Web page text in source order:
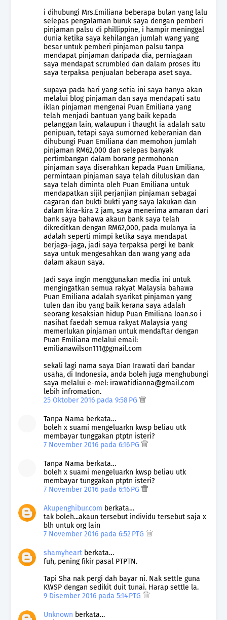
i dihubungi Mrs.Emiliana beberapa bulan yang lalu
selepas pengalaman buruk saya dengan pemberi
pinjaman palsu di phillippine, i hampir meninggal
dunia ketika saya kehilangan jumlah wang yang
besar untuk pemberi pinjaman palsu tanpa
mendapat pinjaman daripada dia, perniagaan
saya mendapat scrumbled dan dalam proses itu
saya terpaksa penjualan beberapa aset saya.
supaya pada hari yang setia ini saya hanya akan
melalui blog pinjaman dan saya mendapati satu
iklan pinjaman mengenai Puan Emiliana yang
telah menjadi bantuan yang baik kepada
pelanggan lain, walaupun i thaught ia adalah satu
penipuan, tetapi saya sumorned keberanian dan
dihubungi Puan Emiliana dan memohon jumlah
pinjaman RM62,000 dan selepas banyak
pertimbangan dalam borang permohonan
pinjaman saya diserahkan kepada Puan Emiliana,
permintaan pinjaman saya telah diluluskan dan
saya telah diminta oleh Puan Emiliana untuk
mendapatkan sijil perjanjian pinjaman sebagai
cagaran dan bukti bukti yang saya lakukan dan
dalam kira-kira 2 jam, saya menerima amaran dari
bank saya bahawa akaun bank saya telah
dikreditkan dengan RM62,000, pada mulanya ia
adalah seperti mimpi ketika saya mendapat
berjaga-jaga, jadi saya terpaksa pergi ke bank
saya untuk mengesahkan dan wang yang ada
dalam akaun saya.
Jadi saya ingin menggunakan media ini untuk
mengingatkan semua rakyat Malaysia bahawa
Puan Emiliana adalah syarikat pinjaman yang
tulen dan ibu yang baik kerana saya adalah
seorang kesaksian hidup Puan Emiliana loan.so i
nasihat faedah semua rakyat Malaysia yang
memerlukan pinjaman untuk mendaftar dengan
Puan Emiliana melalui email:
emilianawilson111@gmail.com
sekali lagi nama saya Dian Irawati dari bandar
usaha, di Indonesia, anda boleh juga menghubungi
saya melalui e-mel: irawatidianna@gmail.com
lebih infromation.
25 Oktober 2016 pada 9:58 PG
Tanpa Nama berkata…
boleh x suami mengeluarkn kwsp beliau utk
membayar tunggakan ptptn isteri?
7 November 2016 pada 6:16 PG
Tanpa Nama berkata…
boleh x suami mengeluarkn kwsp beliau utk
membayar tunggakan ptptn isteri?
7 November 2016 pada 6:16 PG
Akupenghibur.com berkata…
tak boleh...akaun tersebut individu tersebut saja x
blh untuk org lain
7 November 2016 pada 6:52 PTG
shamyheart berkata…
fuh, pening fikir pasal PTPTN.
Tapi Sha nak pergi dah bayar ni. Nak settle guna
KWSP dengan sedikit duit tunai. Harap settle la.
9 Disember 2016 pada 5:14 PTG
Unknown berkata…